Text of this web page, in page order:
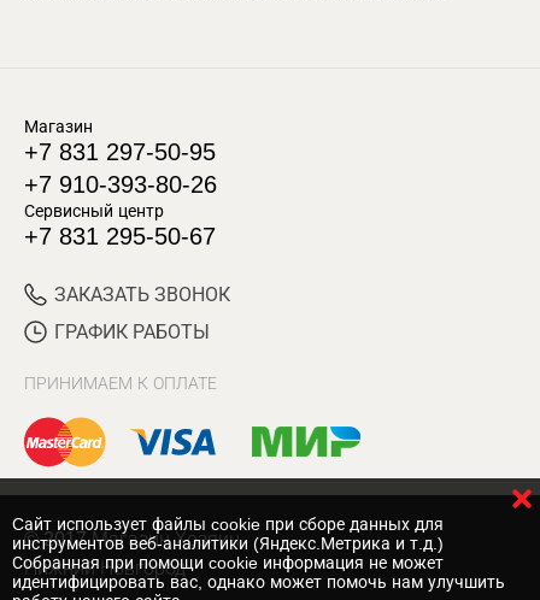
Магазин
+7 831 297-50-95
+7 910-393-80-26
Сервисный центр
+7 831 295-50-67
ЗАКАЗАТЬ ЗВОНОК
ГРАФИК РАБОТЫ
ПРИНИМАЕМ К ОПЛАТЕ
© 2017 Магазин Хозяин
Нижний Новгород
Cайт использует файлы cookie при сборе данных для
инструментов веб-аналитики (Яндекс.Метрика и т.д.)
Собранная при помощи cookie информация не может
идентифицировать вас, однако может помочь нам улучшить